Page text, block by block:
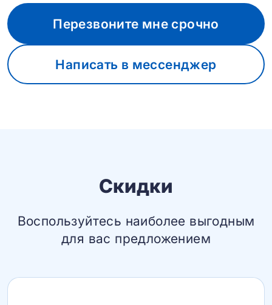
Перезвоните мне срочно
Написать в мессенджер
Скидки
Воспользуйтесь наиболее выгодным
для вас предложением